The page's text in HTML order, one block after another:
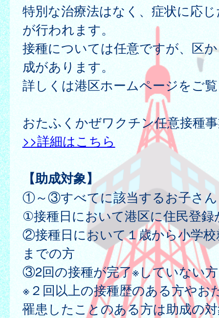
特別な治療法はなく、症状に応
が行われます。
接種については任意ですが、区
成があります。
詳しくは港区ホームページをご
おたふくかぜワクチン任意接種
>>詳細はこちら
【助成対象】
①～③すべてに該当するお子さん
①接種日において港区に住民登録
②接種日において１歳から小学校
までの方
③2回の接種が完了※していない方
※２回以上の接種歴のある方やお
罹患したことのある方は助成の